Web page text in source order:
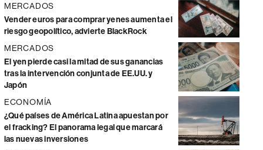
MERCADOS
Vender euros para comprar yenes aumenta el
riesgo geopolítico, advierte BlackRock
MERCADOS
El yen pierde casi la mitad de sus ganancias
tras la intervención conjunta de EE.UU. y
Japón
ECONOMÍA
¿Qué países de América Latina apuestan por
el fracking? El panorama legal que marcará
las nuevas inversiones